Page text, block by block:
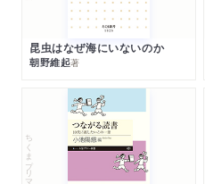
昆虫はなぜ海にいないのか
朝野維起著
ちくまプリマー新書